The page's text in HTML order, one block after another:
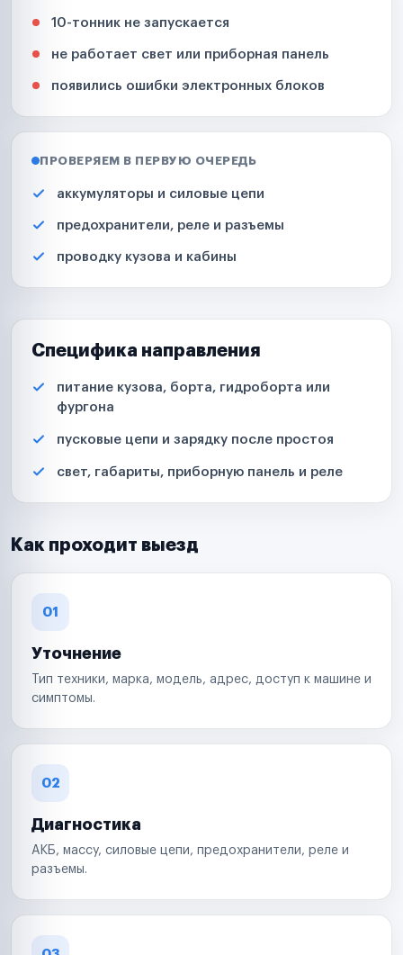
10-тонник не запускается
не работает свет или приборная панель
появились ошибки электронных блоков
ПРОВЕРЯЕМ В ПЕРВУЮ ОЧЕРЕДЬ
аккумуляторы и силовые цепи
предохранители, реле и разъемы
проводку кузова и кабины
Специфика направления
питание кузова, борта, гидроборта или
фургона
пусковые цепи и зарядку после простоя
свет, габариты, приборную панель и реле
Как проходит выезд
01
Уточнение
Тип техники, марка, модель, адрес, доступ к машине и
симптомы.
02
Диагностика
АКБ, массу, силовые цепи, предохранители, реле и
разъемы.